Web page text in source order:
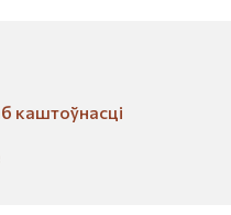
каштоўнасці